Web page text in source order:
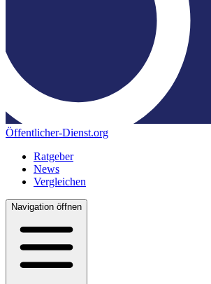
Öffentlicher-Dienst.org
Ratgeber
News
Vergleichen
Navigation öffnen